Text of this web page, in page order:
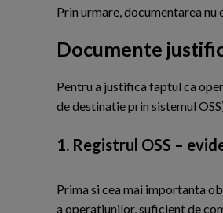
Prin urmare, documentarea
Documente
Pentru a justifica faptul ca
de destinatie prin sistemul
1. Registrul OSS –
Prima si cea mai importanta
a operatiunilor, suficient de